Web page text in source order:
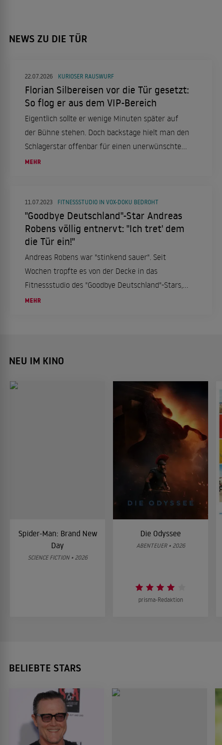
NEWS ZU DIE TÜR
22.07.2026 KURIOSER RAUSWURF
Florian Silbereisen vor die Tür gesetzt:
So flog er aus dem VIP-Bereich
Eigentlich sollte er wenige Minuten später auf
der Bühne stehen. Doch backstage hielt man den
Schlagerstar offenbar für einen unerwünschten
Gast.
MEHR
11.07.2023 FITNESSSTUDIO IN VOX-DOKU BEDROHT
"Goodbye Deutschland"-Star Andreas
Robens völlig entnervt: "Ich tret' dem
die Tür ein!"
Andreas Robens war "stinkend sauer". Seit
Wochen tropfte es von der Decke in das
Fitnessstudio des "Goodbye Deutschland"-Stars,
keiner schien sich zuständig zu fühlen. Also griff
MEHR
NEU IM KINO
Spider-Man: Brand New
Day
SCIENCE FICTION • 2026
Die Odyssee
ABENTEUER • 2026
prisma-Redaktion
BELIEBTE STARS